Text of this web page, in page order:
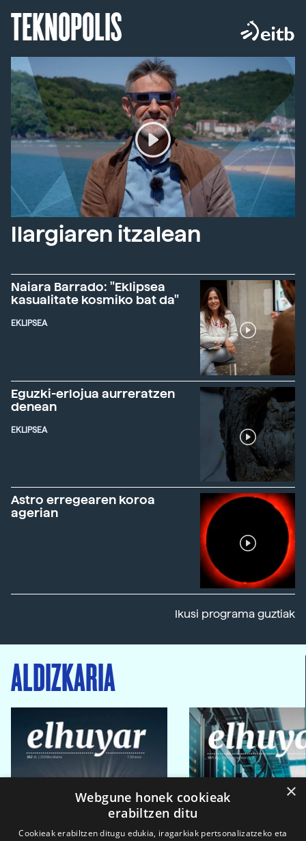
TEKNOPOLIS
Ilargiaren itzalean
Naiara Barrado: "Eklipsea
kasualitate kosmiko bat da"
EKLIPSEA
Eguzki-erlojua aurreratzen
denean
EKLIPSEA
Astro erregearen koroa
agerian
Ikusi programa guztiak
ALDIZKARIA
×
Webgune honek cookieak
erabiltzen ditu
Cookieak erabiltzen ditugu edukia, iragarkiak pertsonalizatzeko eta